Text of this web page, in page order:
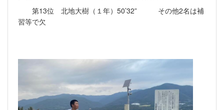
第13位 北地大樹（１年）50’32” その他2名は補
習等で欠